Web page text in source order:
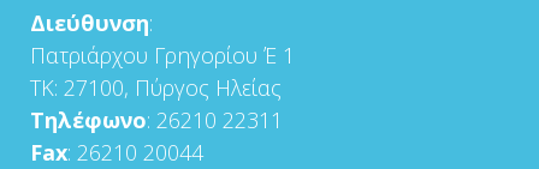
Διεύθυνση:
Πατριάρχου Γρηγορίου Έ 1
ΤΚ: 27100, Πύργος Ηλείας
Τηλέφωνο: 26210 22311
Fax: 26210 20044